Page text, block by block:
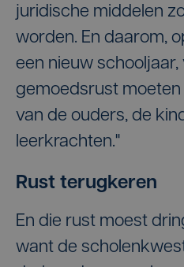
juridische middelen
worden. En daarom,
een nieuw
gemoedsrust
van de ouders, de
leerkrachten."
Rust terugkeren
En die rust moest
want de